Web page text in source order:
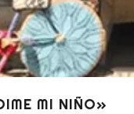
MI NIÑO»